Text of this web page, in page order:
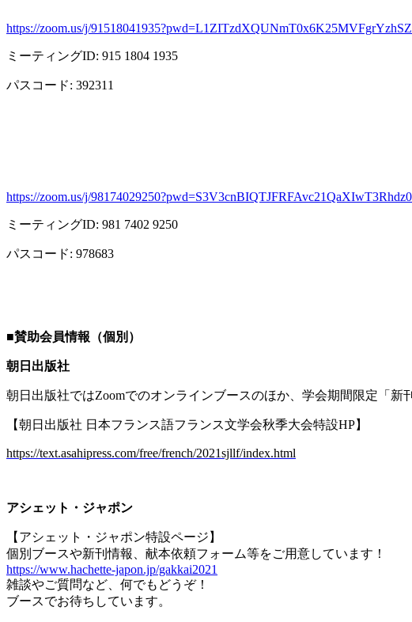
https://zoom.us/j/
ミーティングID: 915 1804 1935
パスコード: 392311
https://zoom.us/j/
ミーティングID: 981 7402 9250
パスコード: 978683
■賛助会員情報（個別）
朝日出版社
朝日出版社ではZoomでのオンラインブースのほか、学会期間限定「
【朝日出版社 日本フランス語フランス文学会秋季大会特設HP】
https://text.asahipress.com/free/french/2021sjllf/index.html
アシェット・ジャポン
【アシェット・ジャポン特設ページ】
個別ブースや新刊情報、献本依頼フォーム等をご用意しています！
https://www.hachette-japon.jp/gakkai2021
雑談やご質問など、何でもどうぞ！
ブースでお待ちしています。